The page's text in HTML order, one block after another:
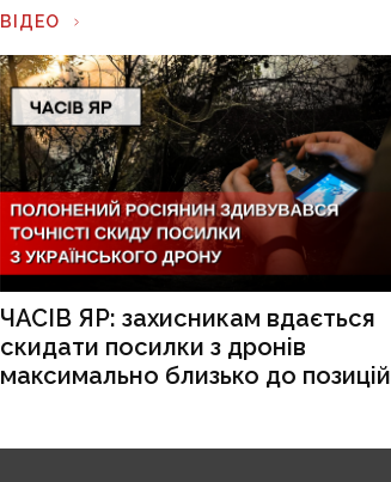
ВІДЕО
ЧАСІВ ЯР: захисникам вдається
скидати посилки з дронів
максимально близько до позицій